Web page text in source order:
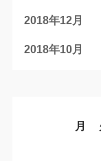
2018年12月
2018年10月
月